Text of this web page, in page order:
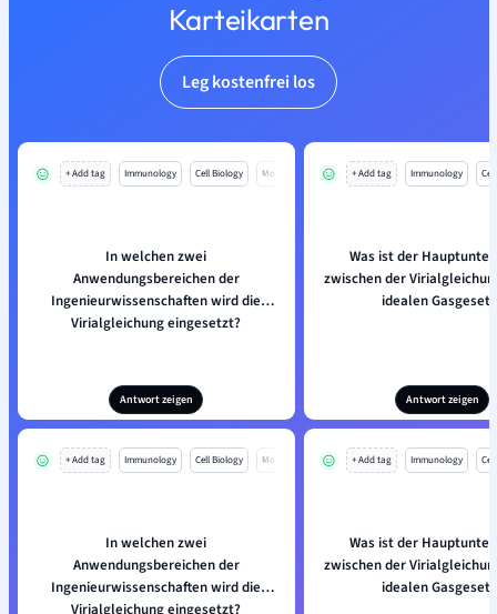
Karteikarten
Leg kostenfrei los
+ Add tag Immunology Cell Biology Mo
In welchen zwei
Anwendungsbereichen der
Ingenieurwissenschaften wird die
Virialgleichung eingesetzt?
Antwort zeigen
+ Add tag Immunology
Was ist der
zwischen der
idealen
Antwort zeigen
+ Add tag Immunology Cell Biology Mo
In welchen zwei
Anwendungsbereichen der
Ingenieurwissenschaften wird die
Virialgleichung eingesetzt?
+ Add tag Immunology
Was ist der
zwischen der
idealen